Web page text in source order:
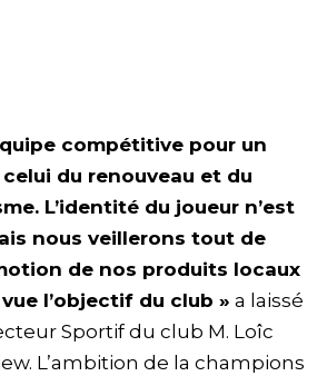
compétitive pour un
du renouveau et du
L’identité du joueur n’est
nous veillerons tout de
de nos produits locaux
l’objectif du club » a laissé
Sportif du club M. Loîc
L’ambition de la champions